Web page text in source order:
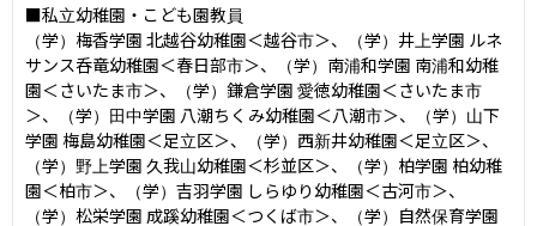
■私立幼稚園・こども園教員
（学）梅香学園 北越谷幼稚園＜越谷市＞、（学）井上学園 ルネ
サンス呑竜幼稚園＜春日部市＞、（学）南浦和学園 南浦和幼稚
園＜さいたま市＞、（学）鎌倉学園 愛徳幼稚園＜さいたま市
＞、（学）田中学園 八潮ちくみ幼稚園＜八潮市＞、（学）山下
学園 梅島幼稚園＜足立区＞、（学）西新井幼稚園＜足立区＞、
（学）野上学園 久我山幼稚園＜杉並区＞、（学）柏学園 柏幼稚
園＜柏市＞、（学）吉羽学園 しらゆり幼稚園＜古河市＞、
（学）松栄学園 成蹊幼稚園＜つくば市＞、（学）自然保育学園